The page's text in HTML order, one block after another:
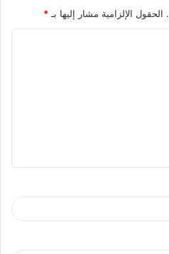
الحقول الإلزامية مشار إليها بـ*